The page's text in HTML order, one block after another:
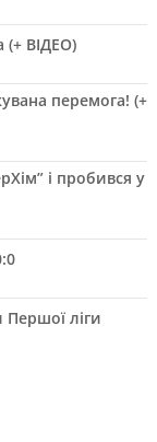
(+ ВІДЕО)
перемога! (+
і пробився у
ліги